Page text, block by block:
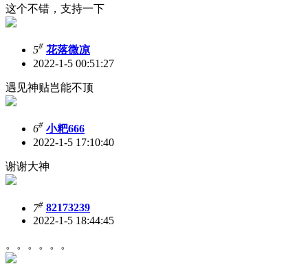
这个不错，支持一下
5# 花落微凉
2022-1-5 00:51:27
遇见神贴岂能不顶
6# 小粑666
2022-1-5 17:10:40
谢谢大神
7# 82173239
2022-1-5 18:44:45
。。。。。。